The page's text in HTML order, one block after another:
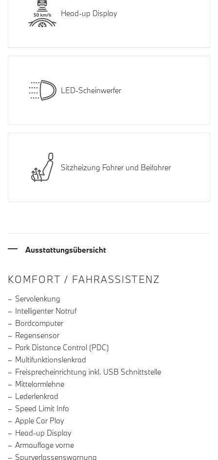
Head-up Display
LED-Scheinwerfer
Sitzheizung Fahrer und Beifahrer
Ausstattungsübersicht
INFORMATIONEN ÜBER DIE
KOMFORT / FAHRASSISTENZ
Servolenkung
Intelligenter Notruf
Bordcomputer
Regensensor
Park Distance Control (PDC)
Multifunktionslenkrad
Freisprecheinrichtung inkl. USB Schnittstelle
Mittelarmlehne
Lederlenkrad
Speed Limit Info
Apple Car Play
Head-up Display
Armauflage vorne
Spurverlassenswarnung